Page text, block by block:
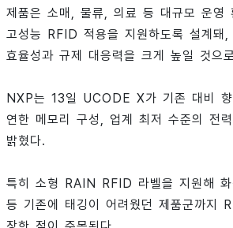
제품은 소매, 물류, 의료 등 대규모 운영
고성능 RFID 적용을 지원하도록 설계돼,
효율성과 규제 대응력을 크게 높일 것으
NXP는 13일 UCODE X가 기존 대비
연한 메모리 구성, 업계 최저 수준의 전
밝혔다.
특히 소형 RAIN RFID 라벨을 지원해
등 기존에 태깅이 어려웠던 제품군까지